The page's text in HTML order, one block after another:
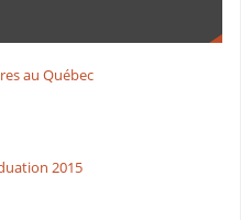
au Québec
2015